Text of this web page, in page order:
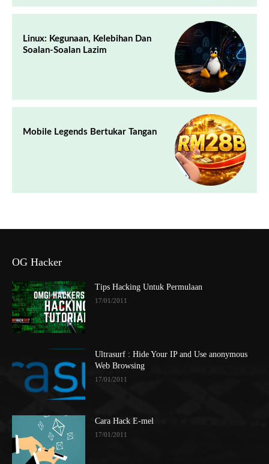
Linux: Kegunaan, Kelebihan Dan
Soalan-Soalan Lazim
Mobile Legends Bertukar Tangan
OG Hacker
Tips Hacking Untuk Permulaan
17/01/2011
Ultrasurf : Hide Your IP and Use anonymous
Web Browsing
17/01/2011
Cara Hack E-mel
17/01/2011